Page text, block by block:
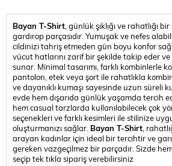
Bayan T-Shirt , günlük şıklığı ve rahatlığı
gardırop parçasıdır. Yumuşak ve nefes
cildinizi tahriş etmeden gün boyu konfor
vücut hatlarını zarif bir şekilde takip eder
sunar. Minimal tasarımı, farklı kombinlerle
pantolon, etek veya şort ile rahatlıkla
ve dayanıklı kumaşı sayesinde uzun süreli
evde hem dışarıda günlük yaşamda tercih
hem casual tarzlarda kullanılabilecek çok
seçenekleri ve farklı kesimleri ile stilinize
oluşturmanızı sağlar. Bayan T-Shirt ,
arayan kadınlar için ideal bir tercihtir ve
gereken vazgeçilmez bir parçadır. Sizde
seçip tek tıkla sipariş verebilirsiniz